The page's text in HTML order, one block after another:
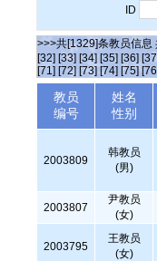
ID
>>>共[1329]条教员信息
[32] [33] [34] [35] [36]
[71] [72] [73] [74] [75]
教员
编号
姓名
性别
2003809
韩教员
(男)
2003807
尹教员
(女)
2003795
王教员
(女)